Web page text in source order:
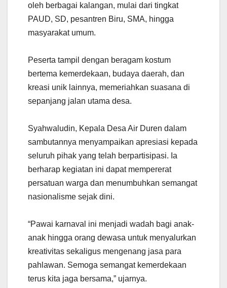
oleh berbagai kalangan, mulai dari tingkat
PAUD, SD, pesantren Biru, SMA, hingga
masyarakat umum.
Peserta tampil dengan beragam kostum
bertema kemerdekaan, budaya daerah, dan
kreasi unik lainnya, memeriahkan suasana di
sepanjang jalan utama desa.
Syahwaludin, Kepala Desa Air Duren dalam
sambutannya menyampaikan apresiasi kepada
seluruh pihak yang telah berpartisipasi. Ia
berharap kegiatan ini dapat mempererat
persatuan warga dan menumbuhkan semangat
nasionalisme sejak dini.
“Pawai karnaval ini menjadi wadah bagi anak-
anak hingga orang dewasa untuk menyalurkan
kreativitas sekaligus mengenang jasa para
pahlawan. Semoga semangat kemerdekaan
terus kita jaga bersama,” ujarnya.